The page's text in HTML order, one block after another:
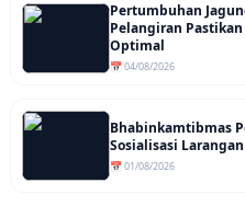
Pertumbuhan
Pelangiran
Optimal
📅 04/08/2026
Bhabinkamtibmas
Sosialisasi
📅 01/08/2026